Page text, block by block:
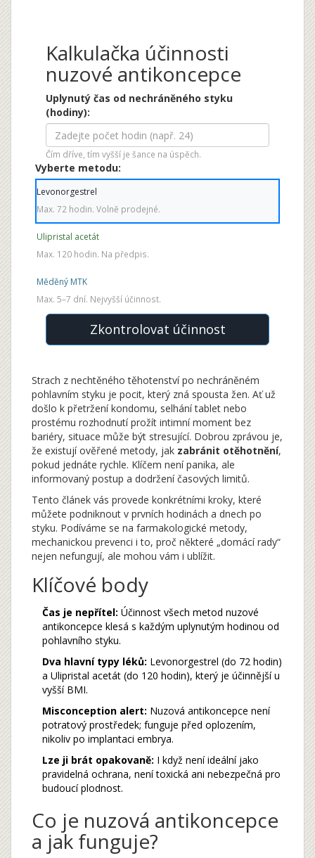
Kalkulačka účinnosti
nuzové antikoncepce
Uplynutý čas od nechráněného styku
(hodiny):
Čím dříve, tím vyšší je šance na úspěch.
Vyberte metodu:
Levonorgestrel
Max. 72 hodin. Volně prodejné.
Ulipristal acetát
Max. 120 hodin. Na předpis.
Měděný MTK
Max. 5–7 dní. Nejvyšší účinnost.
Zkontrolovat účinnost
Strach z nechtěného těhotenství po nechráněném
pohlavním styku je pocit, který zná spousta žen. Ať už
došlo k přetržení kondomu, selhání tablet nebo
prostému rozhodnutí prožít intimní moment bez
bariéry, situace může být stresující. Dobrou zprávou je,
že existují ověřené metody, jak zabránit otěhotnění,
pokud jednáte rychle. Klíčem není panika, ale
informovaný postup a dodržení časových limitů.
Tento článek vás provede konkrétními kroky, které
můžete podniknout v prvních hodinách a dnech po
styku. Podíváme se na farmakologické metody,
mechanickou prevenci i to, proč některé „domácí rady“
nejen nefungují, ale mohou vám i ublížit.
Klíčové body
Čas je nepřítel: Účinnost všech metod nuzové
antikoncepce klesá s každým uplynutým hodinou od
pohlavního styku.
Dva hlavní typy léků: Levonorgestrel (do 72 hodin)
a Ulipristal acetát (do 120 hodin), který je účinnější u
vyšší BMI.
Misconception alert: Nuzová antikoncepce není
potratový prostředek; funguje před oplozením,
nikoliv po implantaci embrya.
Lze ji brát opakovaně: I když není ideální jako
pravidelná ochrana, není toxická ani nebezpečná pro
budoucí plodnost.
Co je nuzová antikoncepce
a jak funguje?